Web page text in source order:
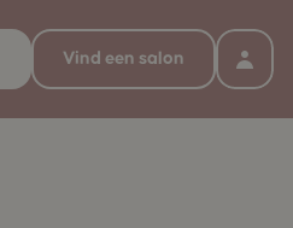
Vind een salon